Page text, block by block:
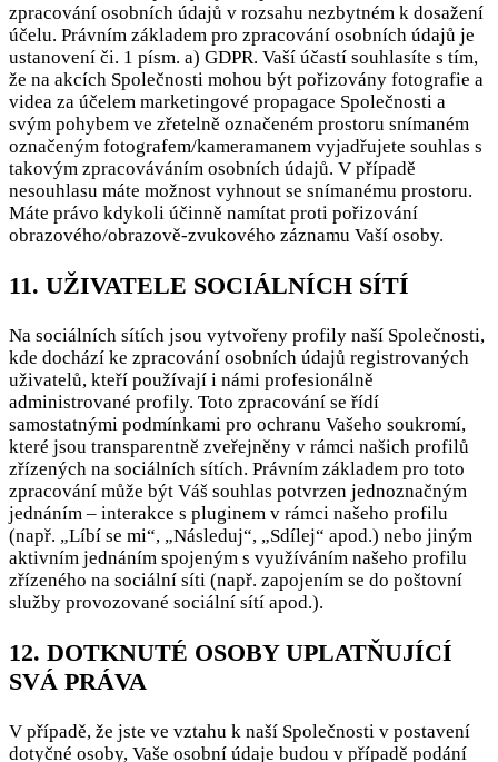
zpracování osobních údajů v rozsahu nezbytném k dosažení
účelu. Právním základem pro zpracování osobních údajů je
ustanovení či. 1 písm. a) GDPR. Vaší účastí souhlasíte s tím,
že na akcích Společnosti mohou být pořizovány fotografie a
videa za účelem marketingové propagace Společnosti a
svým pohybem ve zřetelně označeném prostoru snímaném
označeným fotografem/kameramanem vyjadřujete souhlas s
takovým zpracováváním osobních údajů. V případě
nesouhlasu máte možnost vyhnout se snímanému prostoru.
Máte právo kdykoli účinně namítat proti pořizování
obrazového/obrazově-zvukového záznamu Vaší osoby.
11. UŽIVATELE SOCIÁLNÍCH SÍTÍ
Na sociálních sítích jsou vytvořeny profily naší Společnosti,
kde dochází ke zpracování osobních údajů registrovaných
uživatelů, kteří používají i námi profesionálně
administrované profily. Toto zpracování se řídí
samostatnými podmínkami pro ochranu Vašeho soukromí,
které jsou transparentně zveřejněny v rámci našich profilů
zřízených na sociálních sítích. Právním základem pro toto
zpracování může být Váš souhlas potvrzen jednoznačným
jednáním – interakce s pluginem v rámci našeho profilu
(např. „Líbí se mi“, „Následuj“, „Sdílej“ apod.) nebo jiným
aktivním jednáním spojeným s využíváním našeho profilu
zřízeného na sociální síti (např. zapojením se do poštovní
služby provozované sociální sítí apod.).
12. DOTKNUTÉ OSOBY UPLATŇUJÍCÍ
SVÁ PRÁVA
V případě, že jste ve vztahu k naší Společnosti v postavení
dotyčné osoby, Vaše osobní údaje budou v případě podání